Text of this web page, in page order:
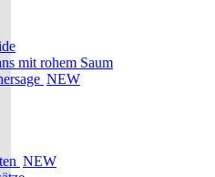
mit rohem Saum
NEW
NEW